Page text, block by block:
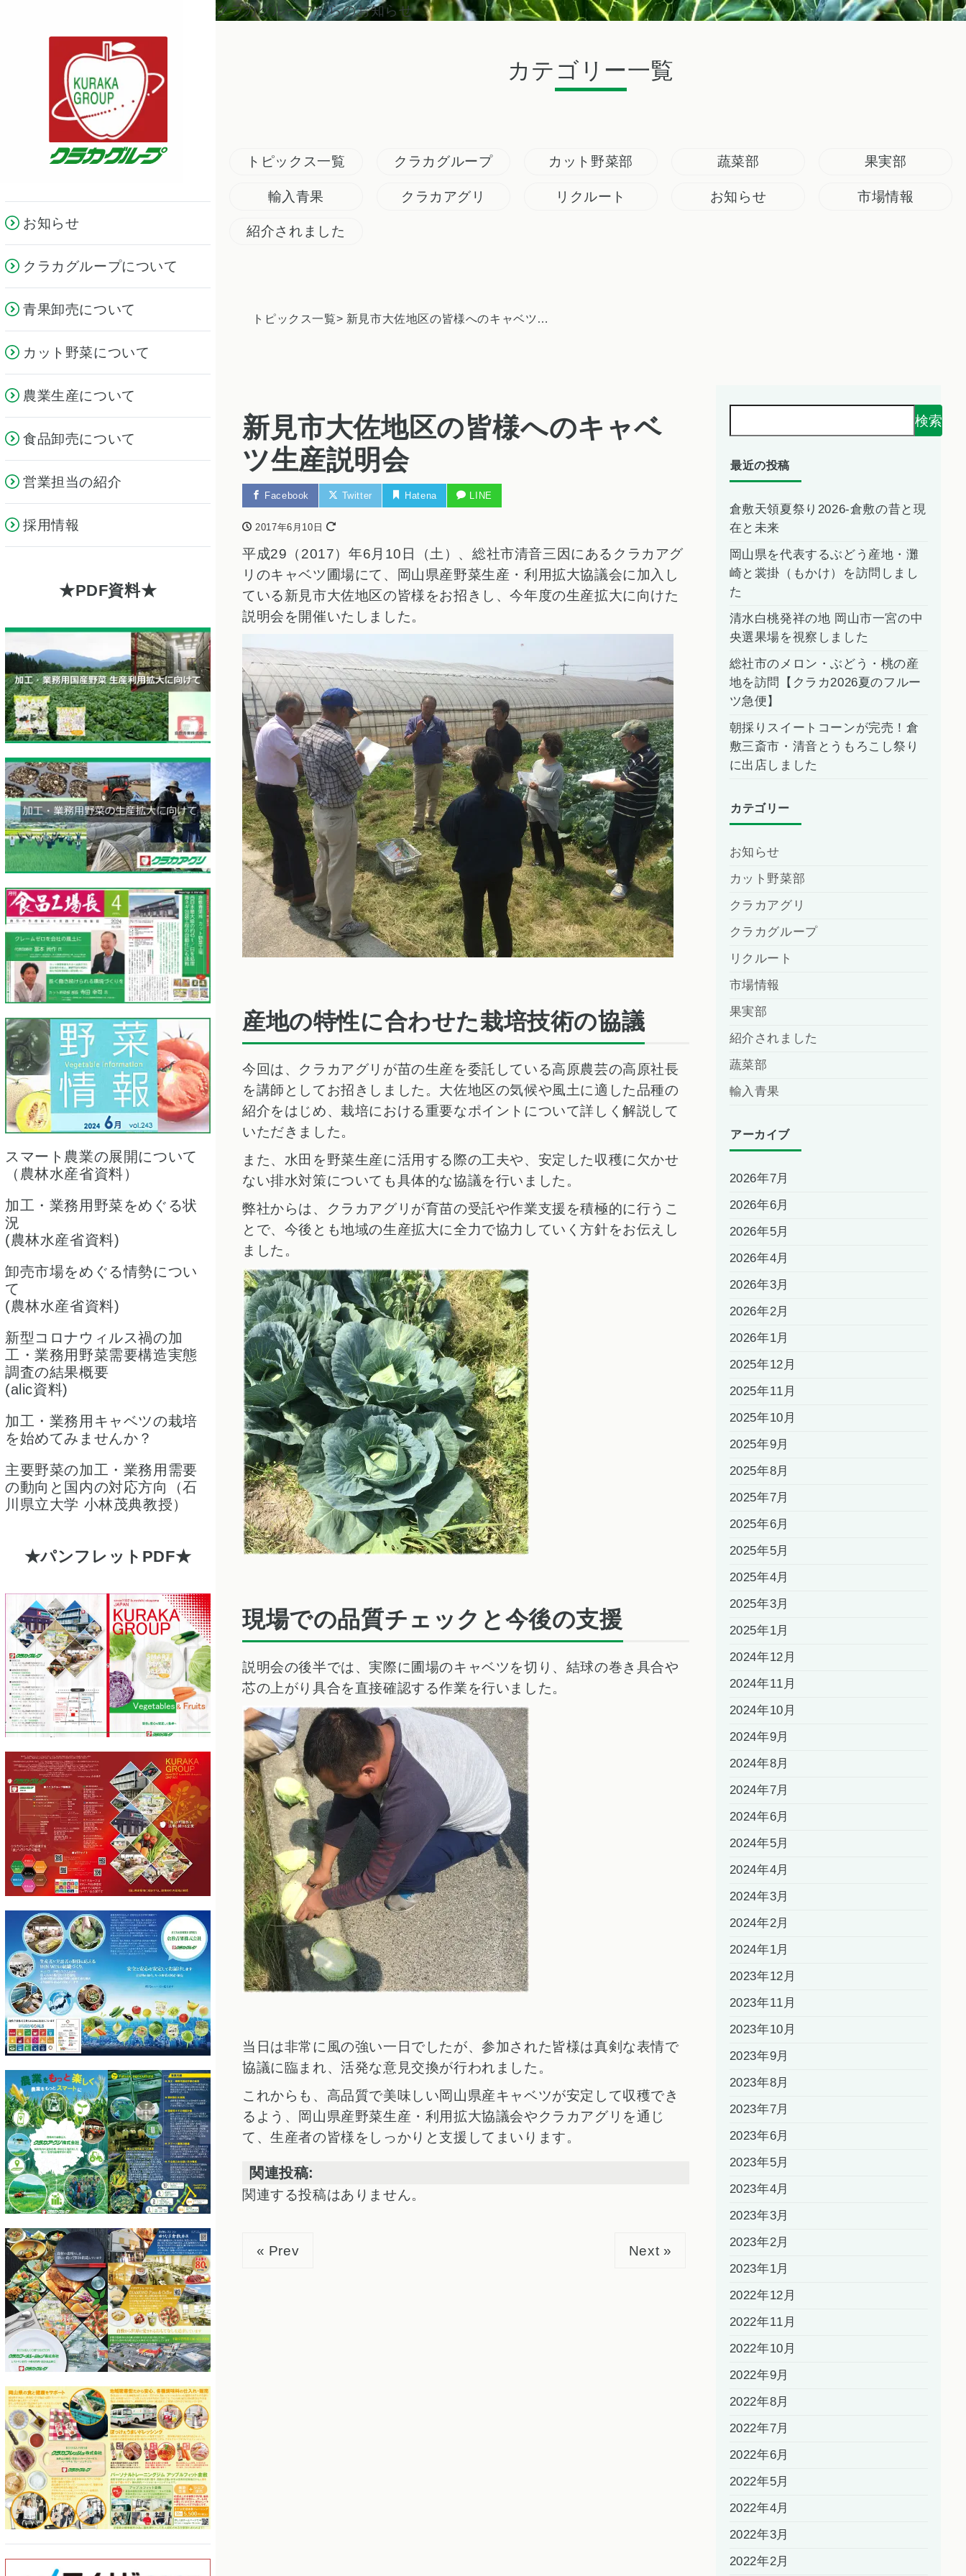
お知らせ
クラカグループについて
青果卸売について
カット野菜について
農業生産について
食品卸売について
営業担当の紹介
採用情報
PDF資料
スマート農業の展開について
（農林水産省資料）
加工・業務用野菜をめぐる状
況
(農林水産省資料)
卸売市場をめぐる情勢につい
て
(農林水産省資料)
新型コロナウィルス禍の加
工・業務用野菜需要構造実態
調査の結果概要
(alic資料)
加工・業務用キャベツの栽培
を始めてみませんか？
主要野菜の加工・業務用需要
の動向と国内の対応方向（石
川県立大学 小林茂典教授）
パンフレットPDF
クラカグループからのお知らせ
カテゴリー一覧
トピックス一覧 クラカグループ カット野菜部 蔬菜部 果実部
輸入青果 クラカアグリ リクルート お知らせ 市場情報
紹介されました
トピックス一覧 > 新見市大佐地区の皆様へのキャベツ生産説明会
新見市大佐地区の皆様へのキャベ
ツ生産説明会
Facebook Twitter Hatena LINE
2017年6月10日
平成29（2017）年6月10日（土）、総社市清音三因にあるクラカアグ
リのキャベツ圃場にて、岡山県産野菜生産・利用拡大協議会に加入し
ている新見市大佐地区の皆様をお招きし、今年度の生産拡大に向けた
説明会を開催いたしました。
産地の特性に合わせた栽培技術の協議
今回は、クラカアグリが苗の生産を委託している高原農芸の高原社長
を講師としてお招きしました。大佐地区の気候や風土に適した品種の
紹介をはじめ、栽培における重要なポイントについて詳しく解説して
いただきました。
また、水田を野菜生産に活用する際の工夫や、安定した収穫に欠かせ
ない排水対策についても具体的な協議を行いました。
弊社からは、クラカアグリが育苗の受託や作業支援を積極的に行うこ
とで、今後とも地域の生産拡大に全力で協力していく方針をお伝えし
ました。
現場での品質チェックと今後の支援
説明会の後半では、実際に圃場のキャベツを切り、結球の巻き具合や
芯の上がり具合を直接確認する作業を行いました。
当日は非常に風の強い一日でしたが、参加された皆様は真剣な表情で
協議に臨まれ、活発な意見交換が行われました。
これからも、高品質で美味しい岡山県産キャベツが安定して収穫でき
るよう、岡山県産野菜生産・利用拡大協議会やクラカアグリを通じ
て、生産者の皆様をしっかりと支援してまいります。
関連投稿:
関連する投稿はありません。
« Prev Next »
検索
最近の投稿
倉敷天領夏祭り2026-倉敷の昔と現
在と未来
岡山県を代表するぶどう産地・灘
崎と裳掛（もかけ）を訪問しまし
た
清水白桃発祥の地 岡山市一宮の中
央選果場を視察しました
総社市のメロン・ぶどう・桃の産
地を訪問【クラカ2026夏のフルー
ツ急便】
朝採りスイートコーンが完売！倉
敷三斎市・清音とうもろこし祭り
に出店しました
カテゴリー
お知らせ
カット野菜部
クラカアグリ
クラカグループ
リクルート
市場情報
果実部
紹介されました
蔬菜部
輸入青果
アーカイブ
2026年7月
2026年6月
2026年5月
2026年4月
2026年3月
2026年2月
2026年1月
2025年12月
2025年11月
2025年10月
2025年9月
2025年8月
2025年7月
2025年6月
2025年5月
2025年4月
2025年3月
2025年1月
2024年12月
2024年11月
2024年10月
2024年9月
2024年8月
2024年7月
2024年6月
2024年5月
2024年4月
2024年3月
2024年2月
2024年1月
2023年12月
2023年11月
2023年10月
2023年9月
2023年8月
2023年7月
2023年6月
2023年5月
2023年4月
2023年3月
2023年2月
2023年1月
2022年12月
2022年11月
2022年10月
2022年9月
2022年8月
2022年7月
2022年6月
2022年5月
2022年4月
2022年3月
2022年2月